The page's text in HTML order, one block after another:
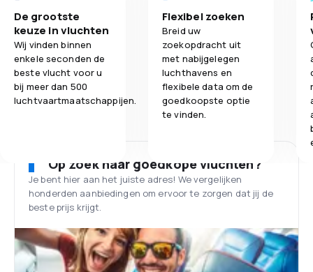
De grootste
keuze in vluchten
Wij vinden binnen
enkele seconden de
beste vlucht voor u
bij meer dan 500
luchtvaartmaatschappijen.
Flexibel zoeken
Breid uw
zoekopdracht uit
met nabijgelegen
luchthavens en
flexibele data om de
goedkoopste optie
te vinden.
Op zoek naar goedkope vluchten?
Je bent hier aan het juiste adres! We vergelijken
honderden aanbiedingen om ervoor te zorgen dat jij de
beste prijs krijgt.